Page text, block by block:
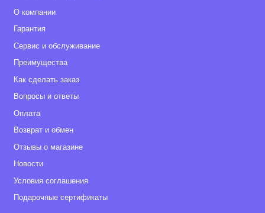
О компании
Гарантия
Сервис и обслуживание
Преимущества
Как сделать заказ
Вопросы и ответы
Оплата
Возврат и обмен
Отзывы о магазине
Новости
Условия соглашения
Подарочные сертификаты